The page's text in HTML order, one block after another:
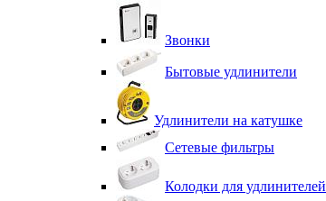
Звонки
Бытовые удлинители
Удлинители на катушке
Сетевые фильтры
Колодки для удлинителей